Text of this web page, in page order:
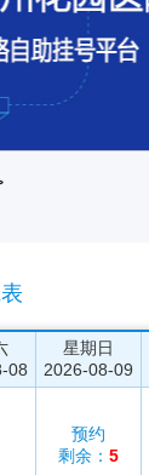
08
星期日
2026-08-09
预约
剩余： 5